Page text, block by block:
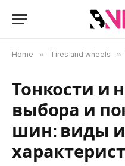
Home » Tires and wheels »
Тонкости и
выбора и
шин: виды и